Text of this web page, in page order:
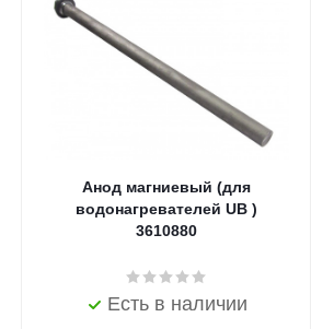
Анод магниевый (для
водонагревателей UB )
3610880
Есть в наличии